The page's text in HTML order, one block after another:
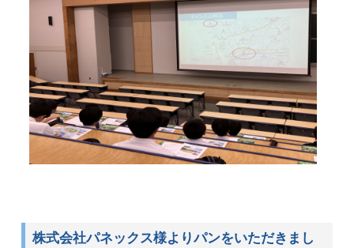
株式会社パネックス様よりパンをいただきまし